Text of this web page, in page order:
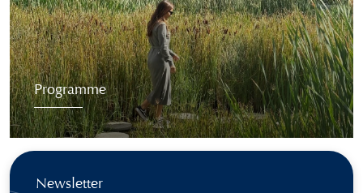
Programme
Newsletter